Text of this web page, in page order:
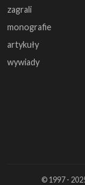
zagrali
monografie
artykuły
wywiady
© 1997 -